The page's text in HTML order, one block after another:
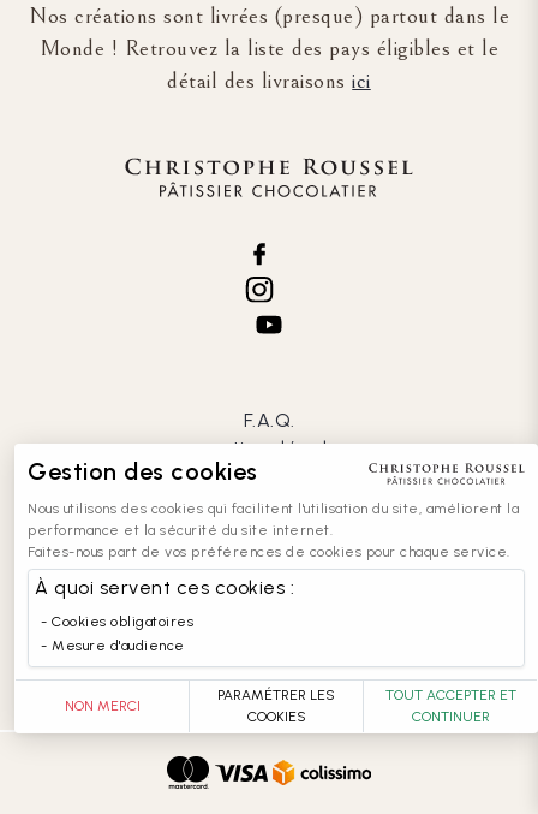
Nos créations sont livrées (presque) partout dans le
Monde ! Retrouvez la liste des pays éligibles et le
détail des livraisonsici
F.A.Q.
mentions légales
CGV
confidentialité
cookies
contact
recrutement
accessibilité : partiellement conforme
Gestion des cookies
Nous utilisons des cookies qui facilitent l'utilisation du site, améliorent la
performance et la sécurité du site internet.
Faites-nous part de vos préférences de cookies pour chaque service.
À quoi servent ces cookies :
Cookies obligatoires
Mesure d'audience
NON MERCI
PARAMÉTRER LES
COOKIES
TOUT ACCEPTER ET
CONTINUER